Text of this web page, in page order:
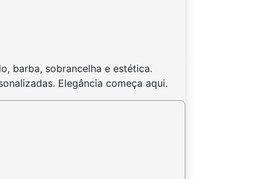
barba, sobrancelha e estética.
Elegância começa aqui.